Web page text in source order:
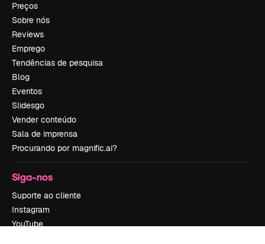
Preços
Sobre nós
Reviews
Emprego
Tendências de pesquisa
Blog
Eventos
Slidesgo
Vender conteúdo
Sala de imprensa
Procurando por magnific.ai?
Siga-nos
Suporte ao cliente
Instagram
YouTube